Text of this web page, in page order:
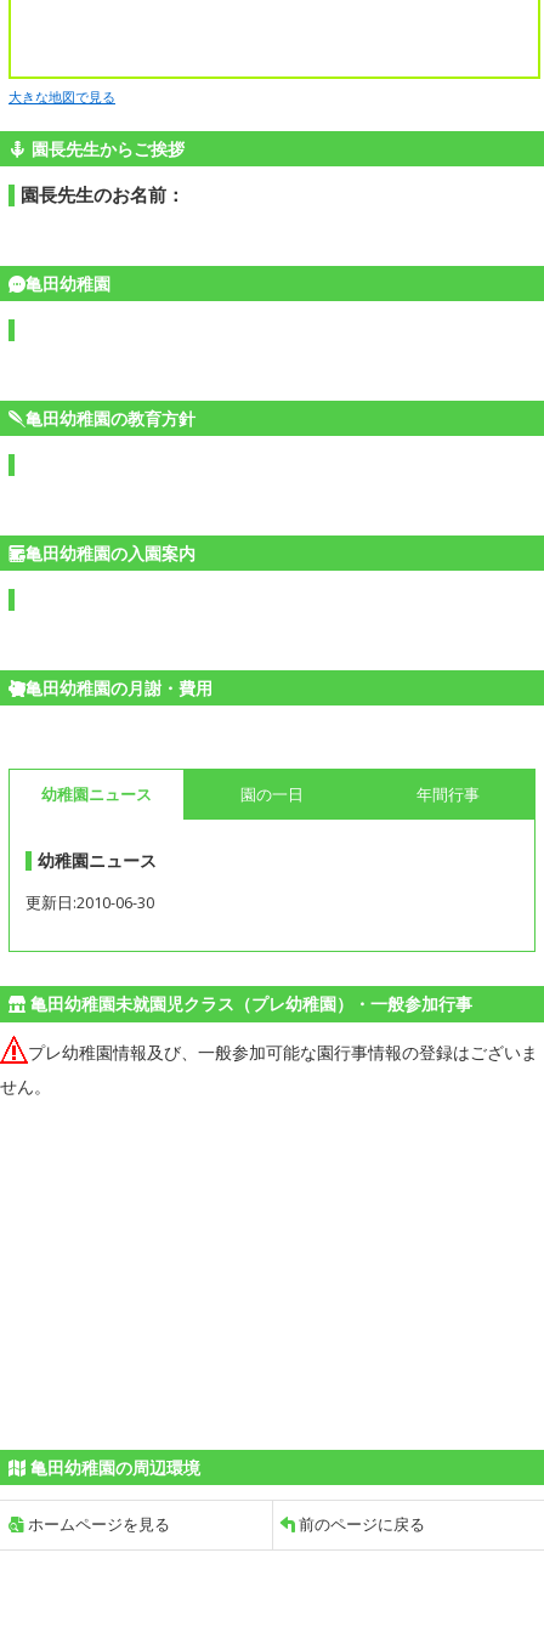
大きな地図で見る
園長先生からご挨拶
園長先生のお名前：
亀田幼稚園
亀田幼稚園の教育方針
亀田幼稚園の入園案内
亀田幼稚園の月謝・費用
幼稚園ニュース 園の一日 年間行事
幼稚園ニュース
更新日:2010-06-30
亀田幼稚園未就園児クラス（プレ幼稚園）・一般参加行事
プレ幼稚園情報及び、一般参加可能な園行事情報の登録はございま
せん。
亀田幼稚園の周辺環境
ホームページを見る 前のページに戻る